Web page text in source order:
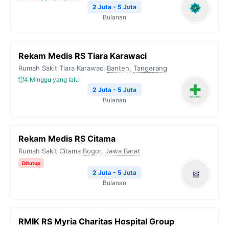
2 Juta - 5 Juta
Bulanan
Rekam Medis RS Tiara Karawaci
Rumah Sakit Tiara Karawaci Banten, Tangerang
4 Minggu yang lalu
2 Juta - 5 Juta
Bulanan
Rekam Medis RS Citama
Rumah Sakit Citama Bogor, Jawa Barat
Ditutup
2 Juta - 5 Juta
Bulanan
RMIK RS Myria Charitas Hospital Group